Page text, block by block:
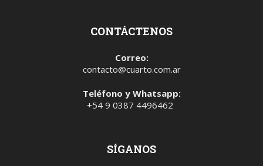
CONTÁCTENOS
Correo:
contacto@cuarto.com.ar
Teléfono y Whatsapp:
+54 9 0387 4496462
SÍGANOS